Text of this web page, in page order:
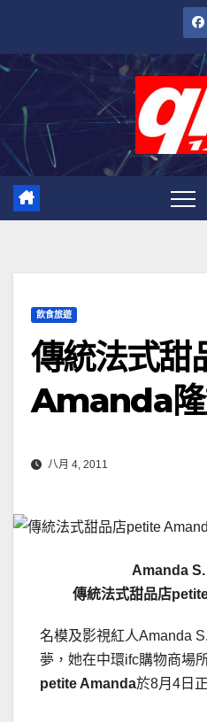
內
飲食旅遊
傳統法式
Amanda隆
八月 4, 2011
Amanda
傳統法式甜品店
名模及影視紅人Amanda
夢，她在中環ifc購物商場
petite Amanda於8月4日